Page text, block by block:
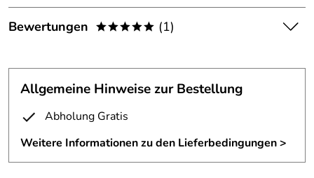
Türgriff aus Stahl geschmiedet.
geschmiedetes Seeungeheuer als Türbeschlag.
Bewertungen ***** (1)
1
Allgemeine Hinweise zur Bestellung
Abholung Gratis
Weitere Informationen zu den Lieferbedingungen >